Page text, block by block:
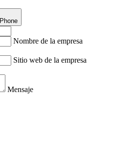
Phone
Nombre de la empresa
Sitio web de la empresa
Mensaje